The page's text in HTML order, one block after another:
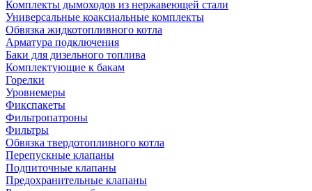
Комплекты дымоходов из нержавеющей стали
Универсальные коаксиальные комплекты
Обвязка жидкотопливного котла
Арматура подключения
Баки для дизельного топлива
Комплектующие к бакам
Горелки
Уровнемеры
Фикспакеты
Фильтропатроны
Фильтры
Обвязка твердотопливного котла
Перепускные клапаны
Подпиточные клапаны
Предохранительные клапаны